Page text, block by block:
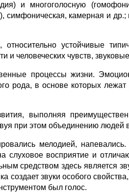
и многоголосную
симфоническая, камерная и
устойчивые
и человеческих чувств,
процессы жизни.
рода, в основе которых лежат
выполняя
при этом объединению людей
мелодией,
слуховое восприятие и
средством здесь является
звуки особого
был голос.